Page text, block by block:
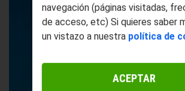
navegación (páginas visitadas,
de acceso, etc) Si quieres saber
un vistazo a nuestra política de
ACEPTAR